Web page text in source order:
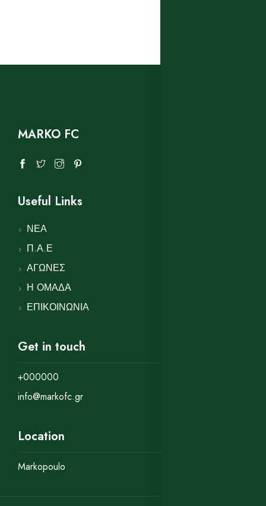
MARKO FC
Useful Links
ΝΕΑ
Π.Α.Ε
ΑΓΩΝΕΣ
Η ΟΜΑΔΑ
ΕΠΙΚΟΙΝΩΝΙΑ
Get in touch
+000000
info@markofc.gr
Location
Markopoulo